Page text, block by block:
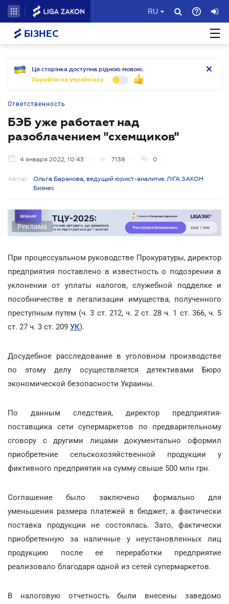
RU
БІЗНЕС
Ця сторінка доступна рідною мовою.
Перейти на українську
Ответственность
БЭБ уже работает над
разоблачением "схемщиков"
4 января 2022, 10:43 7138 0
Автор:
Ольга Баранова, ведущий юрист-аналитик ЛІГА:ЗАКОН
Бизнес
Реклама
При процессуальном руководстве Прокуратуры, директор
предприятия поставлено в известность о подозрении в
уклонении от уплаты налогов, служебной подделке и
пособничестве в легализации имущества, полученного
преступным путем (ч. 3 ст. 212, ч. 2 ст. 28 ч. 1 ст. 366, ч. 5
ст. 27 ч. 3 ст. 209 УК).
Досудебное расследование в уголовном производстве
по этому делу осуществляется детективами Бюро
экономической безопасности Украины.
По данным следствия, директор предприятия-
поставщика сети супермаркетов по предварительному
сговору с другими лицами документально оформил
приобретение сельскохозяйственной продукции у
фиктивного предприятия на сумму свыше 500 млн грн.
Соглашение было заключено формально для
уменьшения размера платежей в бюджет, а фактически
поставка продукции не состоялась. Зато, фактически
приобретенную за наличные у неустановленных лиц
продукцию после ее переработки предприятие
реализовало благодаря одной из сетей супермаркетов.
В налоговую отчетность были внесены заведомо